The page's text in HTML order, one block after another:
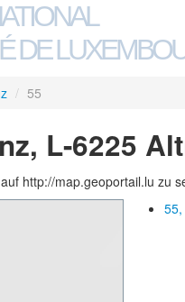
DE
/ 55
L-6225
http://map.geoportail.lu zu